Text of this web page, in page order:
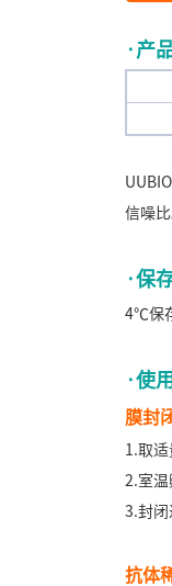
·产
UUBIO
信噪
·保
4℃保
·使
膜封
1.取适
2.室
3.封闭
抗体